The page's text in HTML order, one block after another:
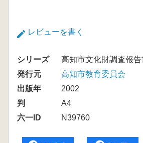
レビューを書く
シリーズ
高知市文化財調査報
発行元
高知市教育委員会
出版年
2002
判
A4
六一ID
N39760